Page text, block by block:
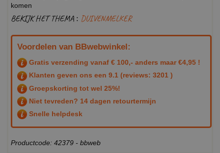
komen
BEKIJK HET THEMA : DUIVENMELKER
Voordelen van BBwebwinkel:
Gratis verzending vanaf € 100,- anders maar €4,95 !
Klanten geven ons een 9.1 (reviews: 3201 )
Groepskorting tot wel 25%!
Niet tevreden? 14 dagen retourtermijn
Snelle helpdesk
Productcode: 42379 - bbweb